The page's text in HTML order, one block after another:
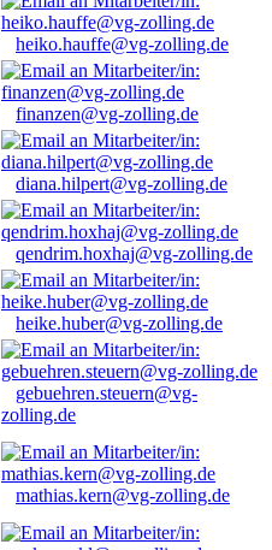
heiko.hauffe@vg-zolling.de
finanzen@vg-zolling.de
diana.hilpert@vg-zolling.de
qendrim.hoxhaj@vg-zolling.de
heike.huber@vg-zolling.de
gebuehren.steuern@vg-
zolling.de
mathias.kern@vg-zolling.de